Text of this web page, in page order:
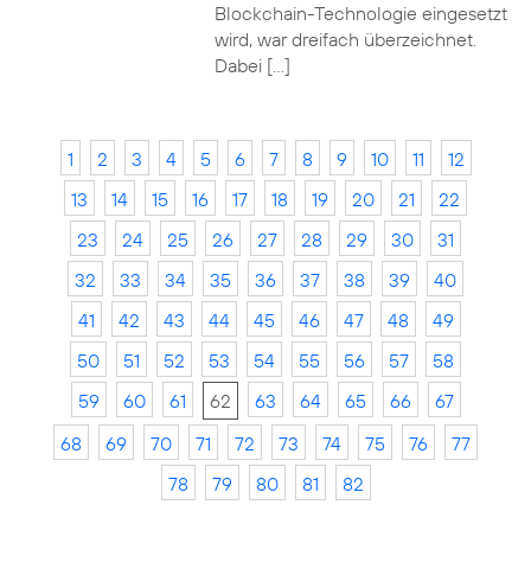
Blockchain-Technologie eingesetzt
wird, war dreifach überzeichnet.
Dabei […]
1 2 3 4 5 6 7 8 9 10 11
12
13
14 15 16 17 18 19 20 21
22
23
24 25 26 27 28 29 30
31
32
33 34 35 36 37 38 39
40
41
42 43 44 45 46 47 48
49
50
51 52 53 54 55 56 57
58
59
60 61 62 63 64 65 66
67
68
69 70 71 72 73 74 75 76
77
78
79 80 81 82